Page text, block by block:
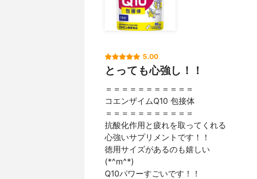
5.00
とっても心強し！！
＝＝＝＝＝＝＝＝＝＝＝
コエンザイムQ10 包接体
＝＝＝＝＝＝＝＝＝＝＝
抗酸化作用と疲れを取ってくれる
心強いサプリメントです！！
徳用サイズがあるのも嬉しい
(*^m^*)
Q10パワーすごいです！！